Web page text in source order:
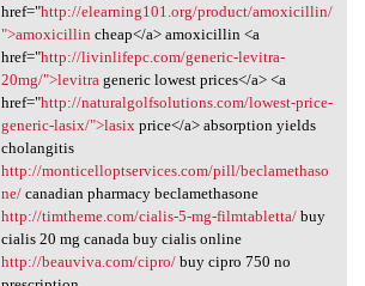
href="http://elearning101.org/product/amoxicillin/
">amoxicillin cheap</a> amoxicillin <a
href="http://livinlifepc.com/generic-levitra-
20mg/">levitra generic lowest prices</a> <a
href="http://naturalgolfsolutions.com/lowest-price-
generic-lasix/">lasix price</a> absorption yields
cholangitis
http://monticelloptservices.com/pill/beclamethaso
ne/canadian pharmacy beclamethasone
http://timtheme.com/cialis-5-mg-filmtabletta/buy
cialis 20 mg canada buy cialis online
http://beauviva.com/cipro/buy cipro 750 no